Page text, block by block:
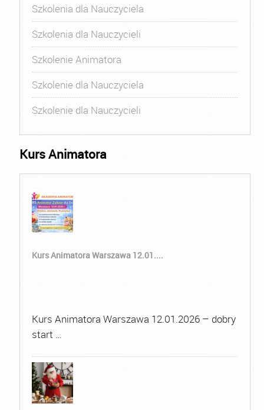
Szkolenia dla Nauczyciela
Szkolenia dla Nauczycieli
Szkolenie Animatora
Szkolenie dla Nauczyciela
Szkolenie dla Nauczycieli
Kurs Animatora
Kurs Animatora Warszawa 12.01....
Kurs Animatora Warszawa 12.01.2026 – dobry
start …